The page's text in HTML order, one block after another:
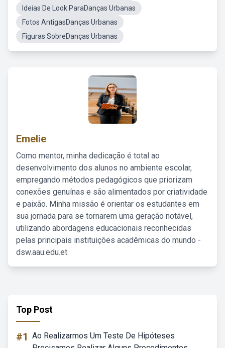
Ideias De Look ParaDanças Urbanas
Fotos AntigasDanças Urbanas
Figuras SobreDanças Urbanas
Emelie
Como mentor, minha dedicação é total ao
desenvolvimento dos alunos no ambiente escolar,
empregando métodos pedagógicos que priorizam
conexões genuínas e são alimentados por criatividade
e paixão. Minha missão é orientar os estudantes em
sua jornada para se tornarem uma geração notável,
utilizando abordagens educacionais reconhecidas
pelas principais instituições acadêmicas do mundo -
dsw.aau.edu.et.
Top Post
#1 Ao Realizarmos Um Teste De Hipóteses